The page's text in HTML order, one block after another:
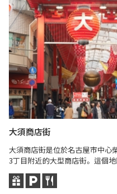
大須商店街
大須商店街是位於名古屋市中心
3丁目附近的大型商店街。這個